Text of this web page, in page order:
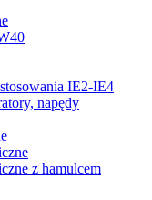
IE2-IE4
napędy
z hamulcem